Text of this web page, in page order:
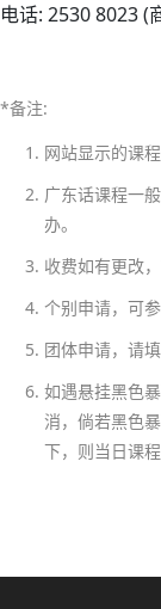
电话: 2530 8023
*备注:
网站显示的课
广东话课程一
办。
收费如有更改
个别申请，可
团体申请，请
如遇悬挂黑色
消，倘若黑色
下，则当日课程